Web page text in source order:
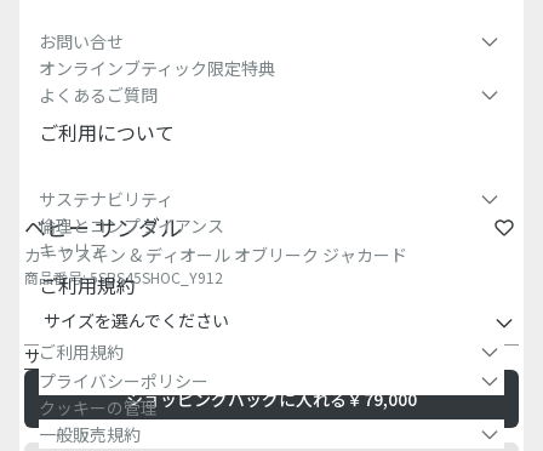
ベビー サンダル
カーフスキン & ディオール オブリーク ジャカード
商品番号:5SBS45SHOC_Y912
サイズを選んでください
サイズチャート
ショッピングバッグに入れる￥79,000
お問い合せ
オンラインブティック限定特典
よくあるご質問
ご利用について
サステナビリティ
倫理とコンプライアンス
キャリア
ご利用規約
ご利用規約
プライバシーポリシー
クッキーの管理
一般販売規約